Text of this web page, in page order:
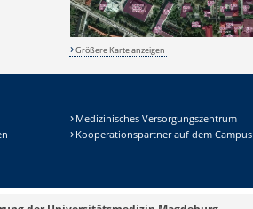
Größere Karte anzeigen
Medizinisches Versorgungszentrum
Kooperationspartner auf dem Campus